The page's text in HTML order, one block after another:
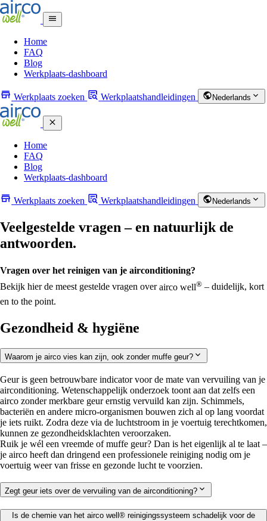
Home
FAQ
Blog
Werkplaats-dashboard
Werkplaats zoeken Werkplaatshandleidingen Nederlands
Home
FAQ
Blog
Werkplaats-dashboard
Werkplaats zoeken Werkplaatshandleidingen Nederlands
Veelgestelde vragen – en natuurlijk de
antwoorden.
Vragen over het reinigen van je airconditioning?
Bekijk hier de meest gestelde vragen overairco well® – duidelijk, kort
en to the point.
Gezondheid & hygiëne
Waarom je airco vies kan zijn, ook zonder muffe geur?
Geur is geen betrouwbare indicator voor de mate van vervuiling van je
airconditioning. Wetenschappelijk onderzoek toont aan dat zelfs een
airco zonder merkbare geur ernstig vervuild kan zijn. Schimmels,
bacteriën en andere micro-organismen bouwen zich al op lang voordat
je iets ruikt. Zodra deze via de luchtstroom in je voertuig terechtkomen,
kunnen ze gezondheidsklachten veroorzaken.
Ruik je wél een vreemde of muffe geur? Dan is het eigenlijk al te laat –
je airco heeft dan dringend een professionele reiniging nodig om je
voertuig weer van frisse en gezonde lucht te voorzien.
Zegt geur iets over de vervuiling van de airconditioning?
Is de chemie van het airco well® reinigingssysteem schadelijk voor de